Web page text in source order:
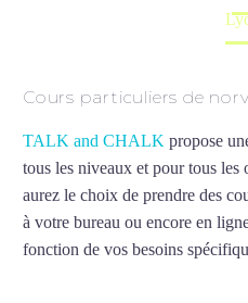
Cours particuliers de
TALK and CHALK propose
tous les niveaux et pour tous les
aurez le choix de prendre des
à votre bureau ou encore en
fonction de vos besoins